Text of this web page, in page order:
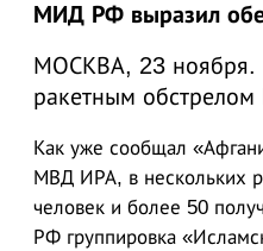
МИД РФ выразил
МОСКВА, 23 ноября.
ракетным обстрелом
Как уже сообщал
МВД ИРА, в нескольких
человек и более 50
РФ группировка